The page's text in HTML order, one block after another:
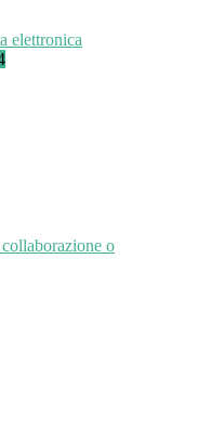
elettronica
o